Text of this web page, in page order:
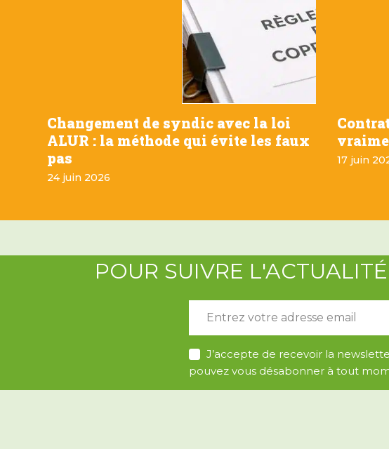
Changement de syndic avec la loi
ALUR : la méthode qui évite les faux
pas
24 juin 2026
17 juin
POUR SUIVRE
m
a
i
A
c
J’accepte de recevoir la
pouvez vous désabonner à tout